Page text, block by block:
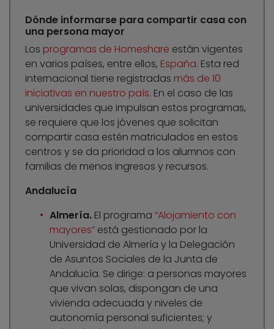
Dónde informarse para compartir casa con
una persona mayor
Los programas de Homeshare están vigentes
en varios países, entre ellos, España. Esta red
internacional tiene registradas más de 10
iniciativas en nuestro país. En el caso de las
universidades que impulsan estos programas,
se requiere que los jóvenes que solicitan
compartir casa estén matriculados en estos
centros y se da prioridad a los alumnos con
familias de menos ingresos y recursos.
Andalucía
Almería. El programa “Alojamiento con
mayores” está gestionado por la
Universidad de Almería y la Delegación
de Asuntos Sociales de la Junta de
Andalucía. Se dirige: a personas mayores
que vivan solas, dispongan de una
vivienda adecuada y niveles de
autonomía personal suficientes; y